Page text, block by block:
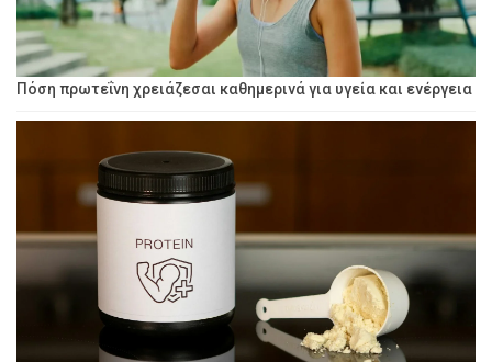
Πόση πρωτεΐνη χρειάζεσαι καθημερινά για υγεία και ενέργεια